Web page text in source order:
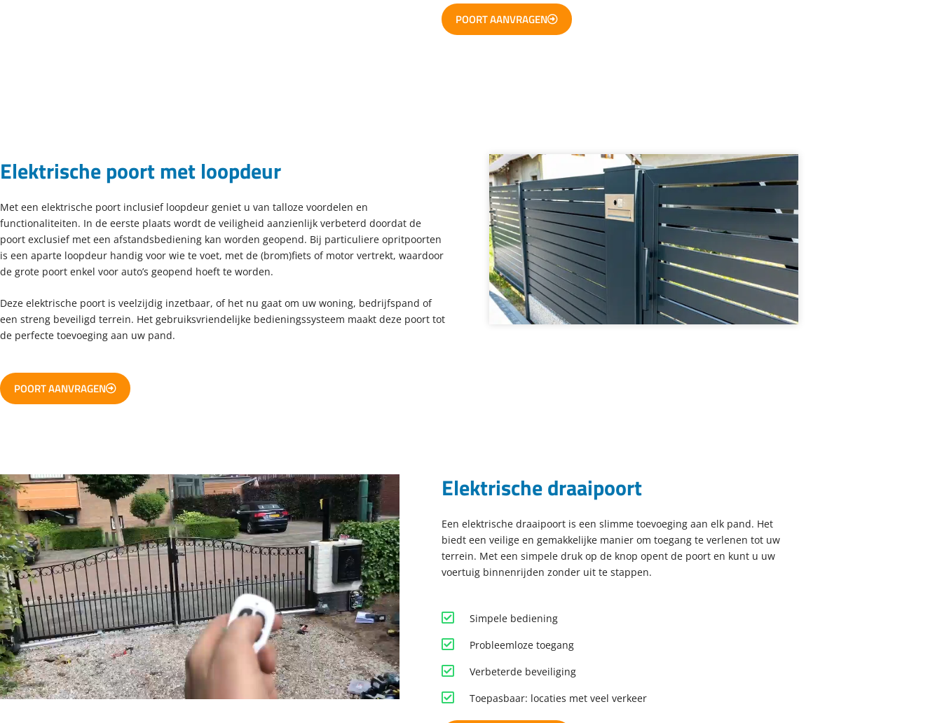
POORT AANVRAGEN
Elektrische poort met loopdeur
Met een elektrische poort inclusief loopdeur geniet u van talloze voordelen en
functionaliteiten. In de eerste plaats wordt de veiligheid aanzienlijk verbeterd doordat de
poort exclusief met een afstandsbediening kan worden geopend. Bij particuliere opritpoorten
is een aparte loopdeur handig voor wie te voet, met de (brom)fiets of motor vertrekt, waardoor
de grote poort enkel voor auto’s geopend hoeft te worden.
Deze elektrische poort is veelzijdig inzetbaar, of het nu gaat om uw woning, bedrijfspand of
een streng beveiligd terrein. Het gebruiksvriendelijke bedieningssysteem maakt deze poort tot
de perfecte toevoeging aan uw pand.
POORT AANVRAGEN
Elektrische draaipoort
Een elektrische draaipoort is een slimme toevoeging aan elk pand. Het
biedt een veilige en gemakkelijke manier om toegang te verlenen tot uw
terrein. Met een simpele druk op de knop opent de poort en kunt u uw
voertuig binnenrijden zonder uit te stappen.
Simpele bediening
Probleemloze toegang
Verbeterde beveiliging
Toepasbaar: locaties met veel verkeer